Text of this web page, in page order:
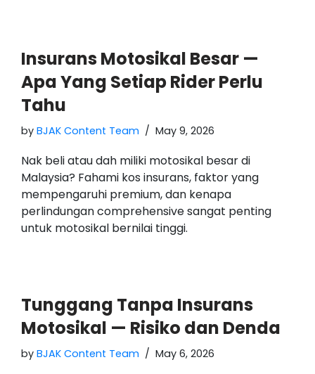
Insurans Motosikal Besar —
Apa Yang Setiap Rider Perlu
Tahu
by BJAK Content Team May 9, 2026
Nak beli atau dah miliki motosikal besar di
Malaysia? Fahami kos insurans, faktor yang
mempengaruhi premium, dan kenapa
perlindungan comprehensive sangat penting
untuk motosikal bernilai tinggi.
Tunggang Tanpa Insurans
Motosikal — Risiko dan Denda
by BJAK Content Team May 6, 2026